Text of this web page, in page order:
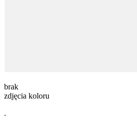
brak
zdjęcia koloru
.